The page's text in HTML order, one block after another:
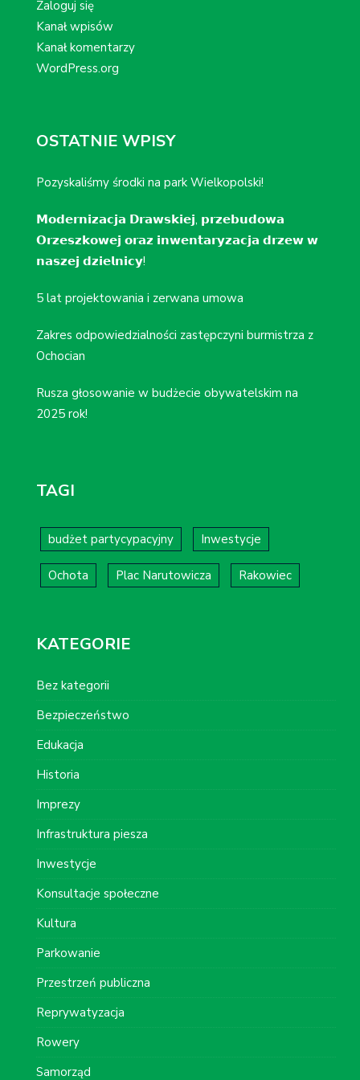
Zaloguj się
Kanał wpisów
Kanał komentarzy
WordPress.org
OSTATNIE WPISY
Pozyskaliśmy środki na park Wielkopolski!
𝗠𝗼𝗱𝗲𝗿𝗻𝗶𝘇𝗮𝗰𝗷𝗮 𝗗𝗿𝗮𝘄𝘀𝗸𝗶𝗲𝗷, 𝗽𝗿𝘇𝗲𝗯𝘂𝗱𝗼𝘄𝗮
𝗢𝗿𝘇𝗲𝘀𝘇𝗸𝗼𝘄𝗲𝗷 𝗼𝗿𝗮𝘇 𝗶𝗻𝘄𝗲𝗻𝘁𝗮𝗿𝘆𝘇𝗮𝗰𝗷𝗮 𝗱𝗿𝘇𝗲𝘄 𝘄
𝗻𝗮𝘀𝘇𝗲𝗷 𝗱𝘇𝗶𝗲𝗹𝗻𝗶𝗰𝘆!
5 lat projektowania i zerwana umowa
Zakres odpowiedzialności zastępczyni burmistrza z
Ochocian
Rusza głosowanie w budżecie obywatelskim na
2025 rok!
TAGI
budżet partycypacyjny Inwestycje
Ochota Plac Narutowicza Rakowiec
KATEGORIE
Bez kategorii
Bezpieczeństwo
Edukacja
Historia
Imprezy
Infrastruktura piesza
Inwestycje
Konsultacje społeczne
Kultura
Parkowanie
Przestrzeń publiczna
Reprywatyzacja
Rowery
Samorząd